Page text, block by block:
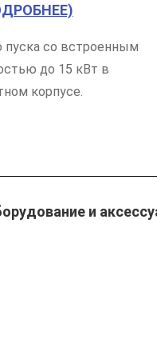
пуска со встроенным
до 15 кВт в
корпусе.
и